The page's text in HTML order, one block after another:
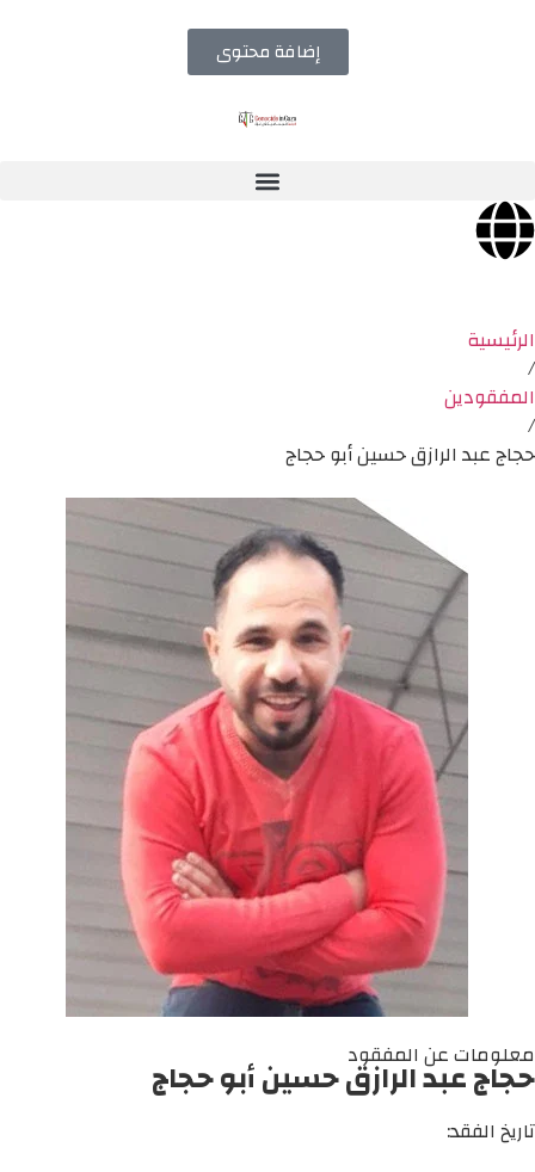
إضافة محتوى
الرئيسية
/
المفقودين
/
حجاج عبد الرازق حسين أبو حجاج
معلومات عن المفقود
حجاج عبد الرازق حسين أبو حجاج
تاريخ الفقد: